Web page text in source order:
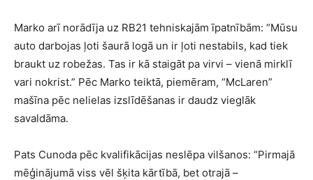
Marko arī norādīja uz RB21 tehniskajām īpatnībām: “Mūsu
auto darbojas ļoti šaurā logā un ir ļoti nestabils, kad tiek
braukt uz robežas. Tas ir kā staigāt pa virvi – vienā mirklī
vari nokrist.” Pēc Marko teiktā, piemēram, “McLaren”
mašīna pēc nelielas izslīdēšanas ir daudz vieglāk
savaldāma.
Pats Cunoda pēc kvalifikācijas neslēpa vilšanos: “Pirmajā
mēģinājumā viss vēl šķita kārtībā, bet otrajā –